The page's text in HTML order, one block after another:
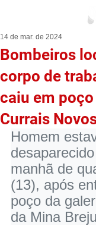
Bombeiros
corpo de
caiu em
Currais
14 de mar. de 2024
Homem
manhã de
(13), após
poço da
da Mina